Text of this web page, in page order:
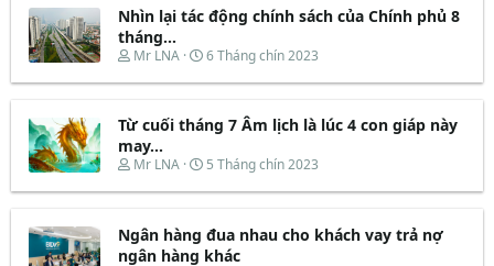
t
e
r
a
d
s
a
t
r
b
t
ầ
Nhìn lại tác động chính sách của Chính phủ 8
tháng...
T
r
a
d
s
a
t
e
Mr LNA
N
à
b
t
ầ
6 Tháng chín 2023
Từ cuối tháng 7 Âm lịch là lúc 4 con giáp này
may...
T
r
a
d
Mr LNA
N
à
b
ắ
5 Tháng chín 2023
Ngân hàng đua nhau cho khách vay trả nợ
ngân hàng khác